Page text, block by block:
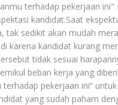
terhadap pekerjaan
kandidat.Saat
tak sedikit akan mudah
karena kandidat kurang
tidak sesuai
beban kerja yang
terhadap pekerjaan ini”
yang sudah paham